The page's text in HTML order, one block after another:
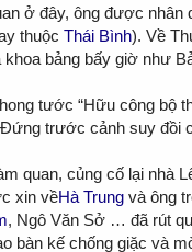
ở đây, ông được nhân
thuộc Thái Bình). Về
bảng bấy giờ như
tước “Hữu công bộ
trước cảnh suy đồi
quan, củng cố lại
xin vềHà Trung và ông
, Ngô Văn Sở … đã rút
bàn kế chống giặc và